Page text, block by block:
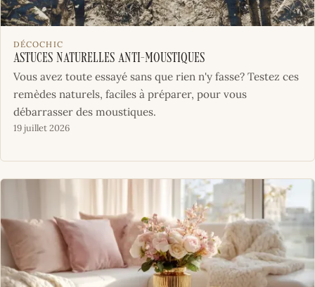
DÉCOCHIC
Astuces naturelles anti-moustiques
Vous avez toute essayé sans que rien n'y fasse? Testez ces
remèdes naturels, faciles à préparer, pour vous
débarrasser des moustiques.
19 juillet 2026